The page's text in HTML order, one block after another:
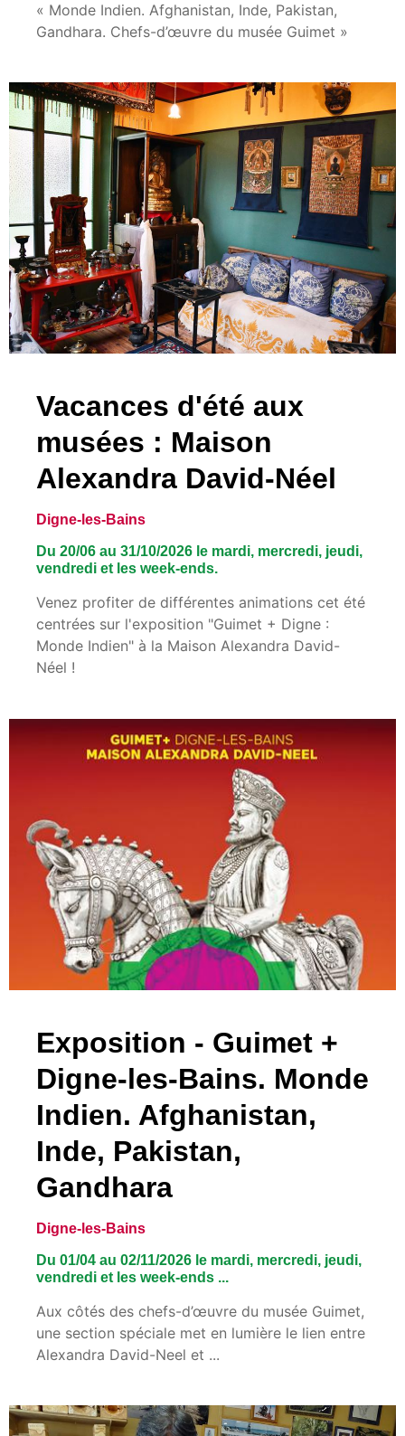
« Monde Indien. Afghanistan, Inde, Pakistan,
Gandhara. Chefs-d’œuvre du musée Guimet »
Vacances d'été aux
musées : Maison
Alexandra David-Néel
Digne-les-Bains
Du 20/06 au 31/10/2026 le mardi, mercredi, jeudi,
vendredi et les week-ends.
Venez profiter de différentes animations cet été
centrées sur l'exposition "Guimet + Digne :
Monde Indien" à la Maison Alexandra David-
Néel !
Exposition - Guimet +
Digne-les-Bains. Monde
Indien. Afghanistan,
Inde, Pakistan,
Gandhara
Digne-les-Bains
Du 01/04 au 02/11/2026 le mardi, mercredi, jeudi,
vendredi et les week-ends ...
Aux côtés des chefs-d’œuvre du musée Guimet,
une section spéciale met en lumière le lien entre
Alexandra David-Neel et ...